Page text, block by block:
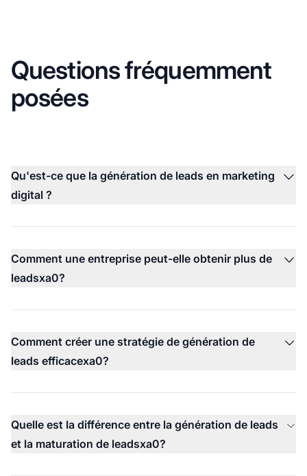
Questions fréquemment
posées
Qu'est-ce que la génération de leads en marketing
digital ?
Comment une entreprise peut-elle obtenir plus de
leadsxa0?
Comment créer une stratégie de génération de
leads efficacexa0?
Quelle est la différence entre la génération de leads
et la maturation de leadsxa0?